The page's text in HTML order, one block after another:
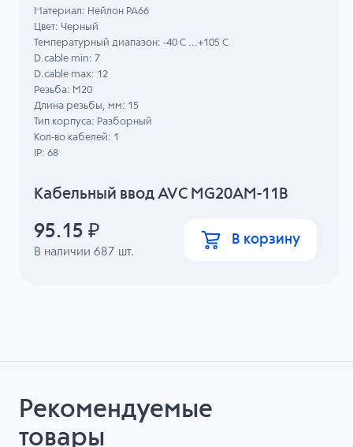
Кабельный ввод AVC MG20AM-11B
В наличии687 шт.
Материал: Нейлон PA66
Цвет: Черный
Температурный диапазон: -40 C ...+105 C
D.cable min: 7
D.cable max: 12
Резьба: M20
Длина резьбы, мм: 15
Тип корпуса: Разборный
Кол-во кабелей: 1
IP: 68
95.15 ₽ В корзину
Рекомендуемые
товары